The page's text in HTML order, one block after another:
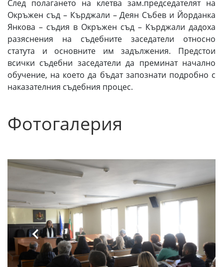
След полагането на клетва зам.председателят на
Окръжен съд – Кърджали – Деян Събев и Йорданка
Янкова – съдия в Окръжен съд – Кърджали дадоха
разяснения на съдебните заседатели относно
статута и основните им задължения. Предстои
всички съдебни заседатели да преминат начално
обучение, на което да бъдат запознати подробно с
наказателния съдебния процес.
Фотогалерия